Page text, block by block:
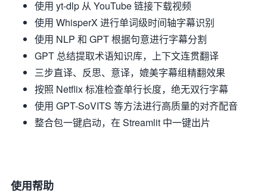
使用 yt-dlp 从 YouTube 链接下载视频
使用 WhisperX 进行单词级时间轴字幕识别
使用 NLP 和 GPT 根据句意进行字幕分割
GPT 总结提取术语知识库，上下文连贯翻译
三步直译、反思、意译，媲美字幕组精翻效果
按照 Netflix 标准检查单行长度，绝无双行字幕
使用 GPT-SoVITS 等方法进行高质量的对齐配音
整合包一键启动，在 Streamlit 中一键出片
使用帮助